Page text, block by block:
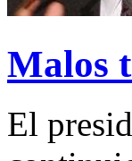
Malos
El